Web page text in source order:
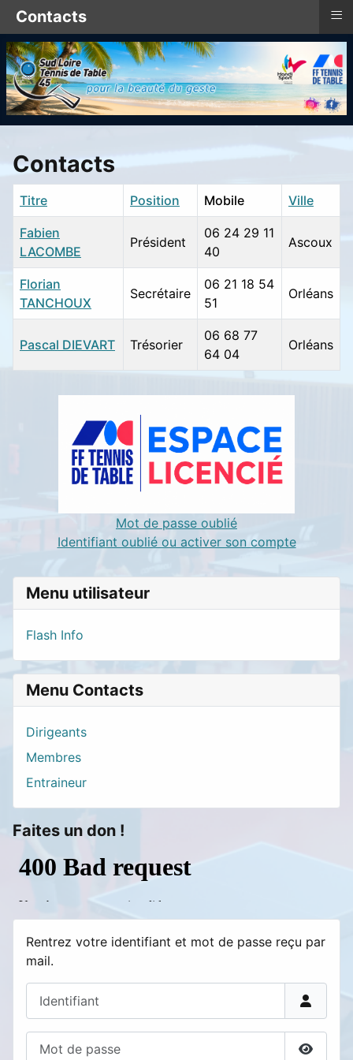
Mot de passe oublié
Identifiant oublié ou activer son compte
Menu utilisateur
Flash Info
Menu Contacts
Dirigeants
Membres
Entraineur
Faites un don !
Rentrez votre identifiant et mot de passe reçu par
mail.
Contacts
Titre Position Mobile Ville
Fabien
LACOMBE
Président
06 24 29 11
40
Ascoux
Florian
TANCHOUX
Secrétaire
06 21 18 54
51
Orléans
Pascal DIEVART Trésorier
06 68 77
64 04
Orléans
Contacts ≡